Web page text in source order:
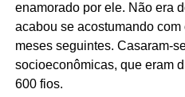
enamorado por ele. Não era
acabou se acostumando
meses seguintes. Casaram-
socioeconômicas, que eram
600 fios.